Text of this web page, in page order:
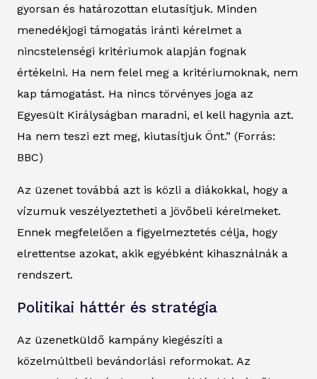
gyorsan és határozottan elutasítjuk. Minden
menedékjogi támogatás iránti kérelmet a
nincstelenségi kritériumok alapján fognak
értékelni. Ha nem felel meg a kritériumoknak, nem
kap támogatást. Ha nincs törvényes joga az
Egyesült Királyságban maradni, el kell hagynia azt.
Ha nem teszi ezt meg, kiutasítjuk Önt.” (Forrás:
BBC)
Az üzenet továbbá azt is közli a diákokkal, hogy a
vízumuk veszélyeztetheti a jövőbeli kérelmeket.
Ennek megfelelően a figyelmeztetés célja, hogy
elrettentse azokat, akik egyébként kihasználnák a
rendszert.
Politikai háttér és stratégia
Az üzenetküldő kampány kiegészíti a
közelmúltbeli bevándorlási reformokat. Az